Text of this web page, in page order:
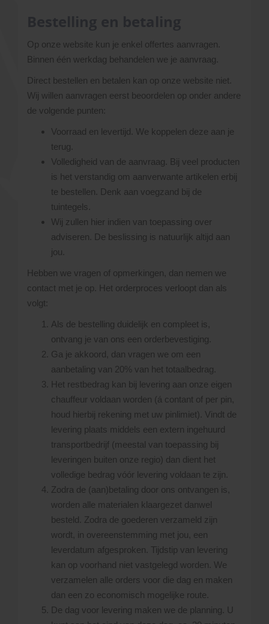
Op onze website kun je enkel offertes aanvragen.
Binnen één werkdag behandelen we je aanvraag.
Direct bestellen en betalen kan op onze website niet.
Wij willen aanvragen eerst beoordelen op onder andere
de volgende punten:
Voorraad en levertijd. We koppelen deze aan je
terug.
Volledigheid van de aanvraag. Bij veel producten
is het verstandig om aanverwante artikelen erbij
te bestellen. Denk aan voegzand bij de
tuintegels.
Wij zullen hier indien van toepassing over
adviseren. De beslissing is natuurlijk altijd aan
jou.
Hebben we vragen of opmerkingen, dan nemen we
contact met je op. Het orderproces verloopt dan als
volgt:
Als de bestelling duidelijk en compleet is,
ontvang je van ons een orderbevestiging.
Ga je akkoord, dan vragen we om een
aanbetaling van 20% van het totaalbedrag.
Het restbedrag kan bij levering aan onze eigen
chauffeur voldaan worden (á contant of per pin,
houd hierbij rekening met uw pinlimiet). Vindt de
levering plaats middels een extern ingehuurd
transportbedrijf (meestal van toepassing bij
leveringen buiten onze regio) dan dient het
volledige bedrag vóór levering voldaan te zijn.
Zodra de (aan)betaling door ons ontvangen is,
worden alle materialen klaargezet danwel
besteld. Zodra de goederen verzameld zijn
wordt, in overeenstemming met jou, een
leverdatum afgesproken. Tijdstip van levering
kan op voorhand niet vastgelegd worden. We
verzamelen alle orders voor die dag en maken
dan een zo economisch mogelijke route.
De dag voor levering maken we de planning. U